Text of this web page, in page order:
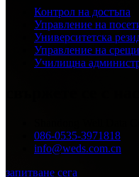
Контрол на достъпа
Управление на
Университетска
Управление на срещи
Училищна
086-0535-3971818
info@weds.com.cn
запитване сега